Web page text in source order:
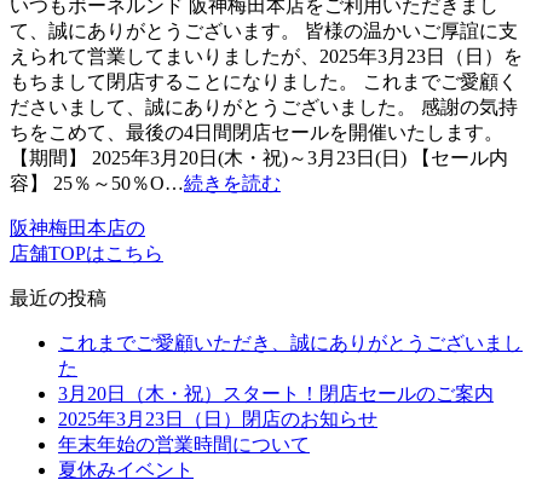
いつもボーネルンド 阪神梅田本店をご利用いただきまし
て、誠にありがとうございます。 皆様の温かいご厚誼に支
えられて営業してまいりましたが、2025年3月23日（日）を
もちまして閉店することになりました。 これまでご愛顧く
ださいまして、誠にありがとうございました。 感謝の気持
ちをこめて、最後の4日間閉店セールを開催いたします。
【期間】 2025年3月20日(木・祝)～3月23日(日) 【セール内
容】 25％～50％O…続きを読む
阪神梅田本店の
店舗TOPはこちら
最近の投稿
これまでご愛顧いただき、誠にありがとうございまし
た
3月20日（木・祝）スタート！閉店セールのご案内
2025年3月23日（日）閉店のお知らせ
年末年始の営業時間について
夏休みイベント